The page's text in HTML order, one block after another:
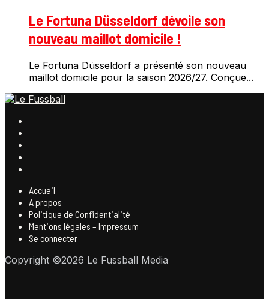
Le Fortuna Düsseldorf dévoile son
nouveau maillot domicile !
Le Fortuna Düsseldorf a présenté son nouveau
maillot domicile pour la saison 2026/27. Conçue...
Accueil
A propos
Politique de Confidentialité
Mentions légales – Impressum
Se connecter
Copyright ©2026 Le Fussball Media